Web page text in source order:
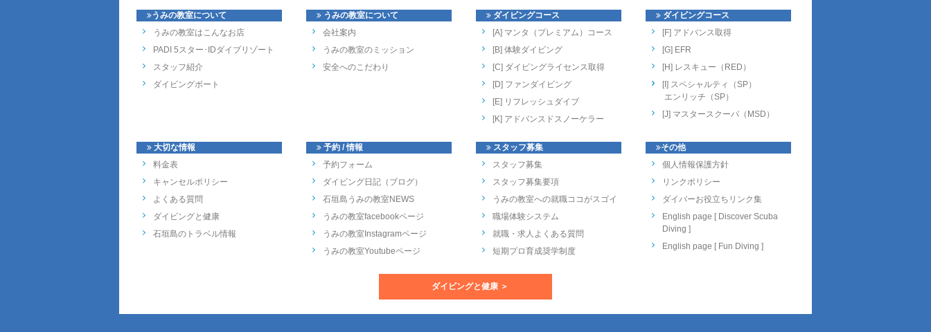
うみの教室について
うみの教室はこんなお店
PADI 5スター･IDダイブリゾート
スタッフ紹介
ダイビングボート
大切な情報
料金表
キャンセルポリシー
よくある質問
ダイビングと健康
石垣島のトラベル情報
うみの教室について
会社案内
うみの教室のミッション
安全へのこだわり
予約 / 情報
予約フォーム
ダイビング日記（ブログ）
石垣島うみの教室NEWS
うみの教室facebookページ
うみの教室Instagramページ
うみの教室Youtubeページ
ダイビングコース
[A] マンタ（プレミアム）コース
[B] 体験ダイビング
[C] ダイビングライセンス取得
[D] ファンダイビング
[E] リフレッシュダイブ
[K] アドバンスドスノーケラー
スタッフ募集
スタッフ募集
スタッフ募集要項
うみの教室への就職ココがスゴイ
職場体験システム
就職・求人よくある質問
短期プロ育成奨学制度
ダイビングコース
[F] アドバンス取得
[G] EFR
[H] レスキュー（RED）
[I] スペシャルティ（SP）
エンリッチ（SP）
[J] マスタースクーバ（MSD）
その他
個人情報保護方針
リンクポリシー
ダイバーお役立ちリンク集
English page [ Discover Scuba
Diving ]
English page [ Fun Diving ]
ダイビングと健康 ＞